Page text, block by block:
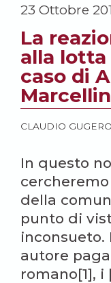
23 Ottobre
La
alla
caso di
CLAUDIO
In questo
della
punto di
inconsueto.
autore
romano[1], i